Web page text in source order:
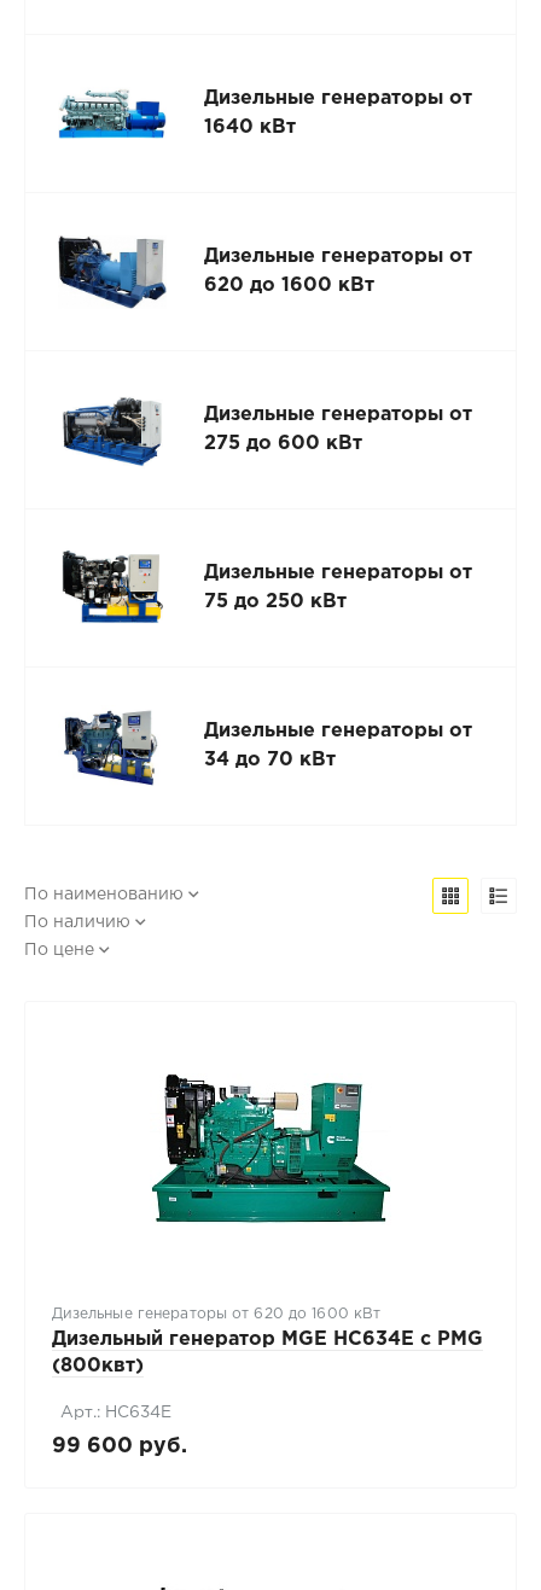
Дизельные генераторы от
1640 кВт
Дизельные генераторы от
620 до 1600 кВт
Дизельные генераторы от
275 до 600 кВт
Дизельные генераторы от
75 до 250 кВт
Дизельные генераторы от
34 до 70 кВт
По наименованию
По наличию
По цене
Дизельные генераторы от 620 до 1600 кВт
Дизельный генератор MGE HC634E c PMG
(800квт)
Арт.: HC634E
99 600 руб.